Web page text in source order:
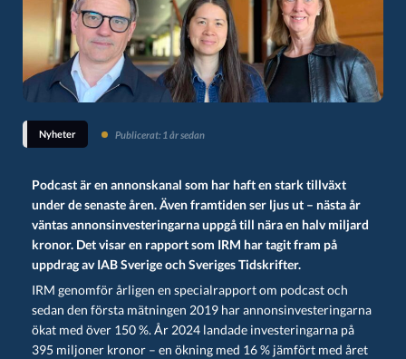
Nyheter Publicerat: 1 år sedan
Podcast är en annonskanal som har haft en stark tillväxt
under de senaste åren. Även framtiden ser ljus ut – nästa år
väntas annonsinvesteringarna uppgå till nära en halv miljard
kronor. Det visar en rapport som IRM har tagit fram på
uppdrag av IAB Sverige och Sveriges Tidskrifter.
IRM genomför årligen en specialrapport om podcast och
sedan den första mätningen 2019 har annonsinvesteringarna
ökat med över 150 %. År 2024 landade investeringarna på
395 miljoner kronor – en ökning med 16 % jämfört med året